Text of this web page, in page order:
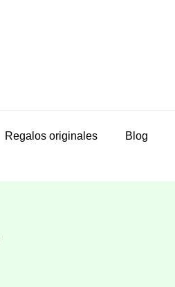
Regalos originales Blog